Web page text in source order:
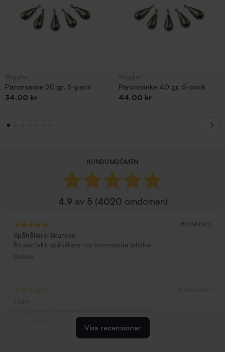
Päronsänke 20 gr, 5-pack
Pris
34,00 kr
Päronsänke 40 gr, 5-pack
Pris
44,00 kr
KUNDOMDÖMEN
4.9 av 5 (4020 omdömen)
2026/03/13
Spåhållare Skarven
En perfekt spåhållare för kommande isfiske.
Danne
Visa recensioner